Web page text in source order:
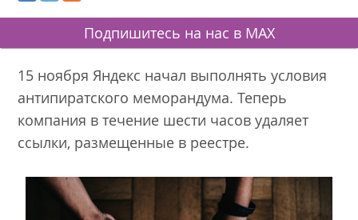
Подпишитесь на нас в MAX
15 ноября Яндекс начал выполнять условия
антипиратского меморандума. Теперь
компания в течение шести часов удаляет
ссылки, размещенные в реестре.